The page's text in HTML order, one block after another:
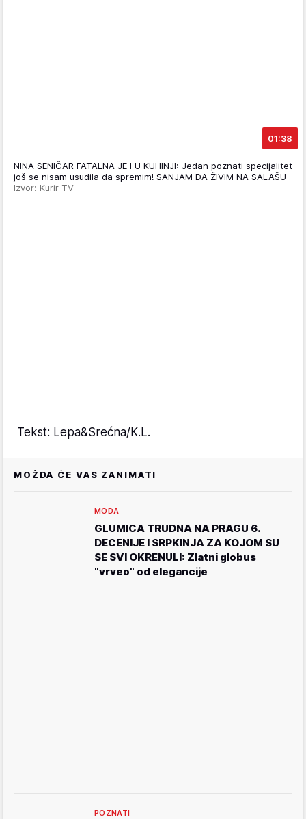
01:38
NINA SENIČAR FATALNA JE I U KUHINJI: Jedan poznati specijalitet
još se nisam usudila da spremim! SANJAM DA ŽIVIM NA SALAŠU
Izvor: Kurir TV
Tekst: Lepa&Srećna/K.L.
MOŽDA ĆE VAS ZANIMATI
MODA
GLUMICA TRUDNA NA PRAGU 6.
DECENIJE I SRPKINJA ZA KOJOM SU
SE SVI OKRENULI: Zlatni globus
"vrveo" od elegancije
POZNATI